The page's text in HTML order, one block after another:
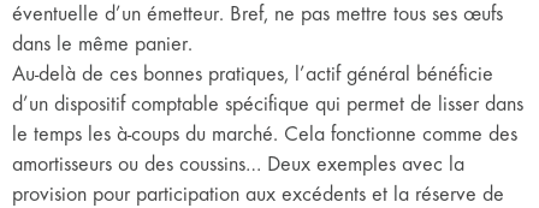
éventuelle d’un émetteur. Bref, ne pas mettre tous ses œufs
dans le même panier.
Au-delà de ces bonnes pratiques, l’actif général bénéficie
d’un dispositif comptable spécifique qui permet de lisser dans
le temps les à-coups du marché. Cela fonctionne comme des
amortisseurs ou des coussins… Deux exemples avec la
provision pour participation aux excédents et la réserve de